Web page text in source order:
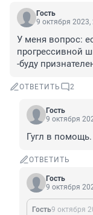
Гость
9 октября 2023,
У меня вопрос:
прогрессивной
-буду
ОТВЕТИТЬ 2
Гость
9 октября
Гугл в помощь.
ОТВЕТИТЬ
Гость
9 октября
Гость9 октября